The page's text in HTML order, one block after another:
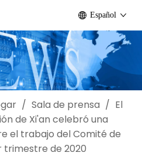
Español
/ Sala de prensa / El
de Xi'an celebró una
el trabajo del Comité de
trimestre de 2020